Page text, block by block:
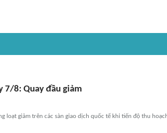
7/8: Quay đầu giảm
loạt giảm trên các sàn giao dịch quốc tế khi tiến độ thu